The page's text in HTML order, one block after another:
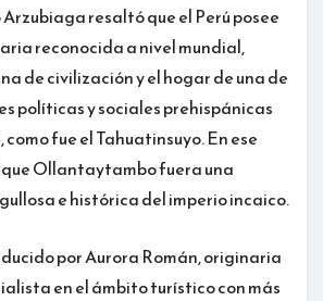
resaltó que el Perú posee
reconocida a nivel mundial,
de civilización y el hogar de una de
políticas y sociales prehispánicas
fue el Tahuatinsuyo. En ese
Ollantaytambo fuera una
e histórica del imperio incaico.
por Aurora Román, originaria
en el ámbito turístico con más